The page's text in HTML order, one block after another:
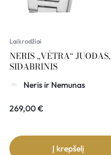
Laikrodžiai
NERIS „VĖTRA“ JUODAS,
SIDABRINIS
Neris ir Nemunas
269,00€
Į krepšelį